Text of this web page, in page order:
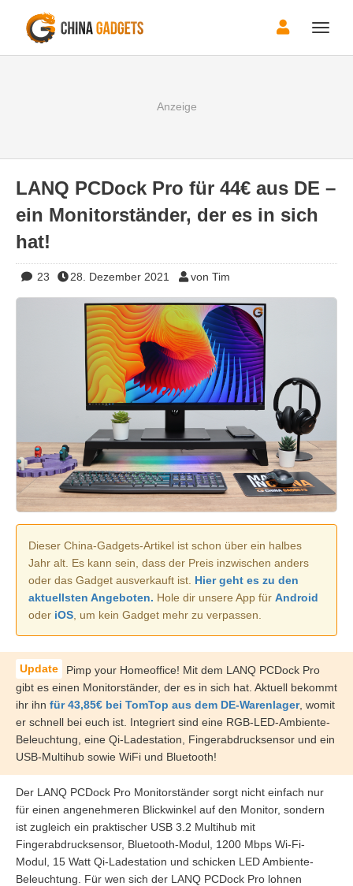
Toggle
LANQ PCDock Pro für 44€ aus DE –
ein Monitorständer, der es in sich
hat!
23 28. Dezember 2021 von Tim
Dieser China-Gadgets-Artikel ist schon über ein halbes
Jahr alt. Es kann sein, dass der Preis inzwischen anders
oder das Gadget ausverkauft ist. Hier geht es zu den
aktuellsten Angeboten. Hole dir unsere App für Android
oder iOS , um kein Gadget mehr zu verpassen.
Pimp your Homeoffice! Mit dem LANQ PCDock Pro
gibt es einen Monitorständer, der es in sich hat. Aktuell bekommt
ihr ihn für 43,85€ bei TomTop aus dem DE-Warenlager, womit
er schnell bei euch ist. Integriert sind eine RGB-LED-Ambiente-
Beleuchtung, eine Qi-Ladestation, Fingerabdrucksensor und ein
USB-Multihub sowie WiFi und Bluetooth!
Der LANQ PCDock Pro Monitorständer sorgt nicht einfach nur
für einen angenehmeren Blickwinkel auf den Monitor, sondern
ist zugleich ein praktischer USB 3.2 Multihub mit
Fingerabdrucksensor, Bluetooth-Modul, 1200 Mbps Wi-Fi-
Modul, 15 Watt Qi-Ladestation und schicken LED Ambiente-
Beleuchtung. Für wen sich der LANQ PCDock Pro lohnen